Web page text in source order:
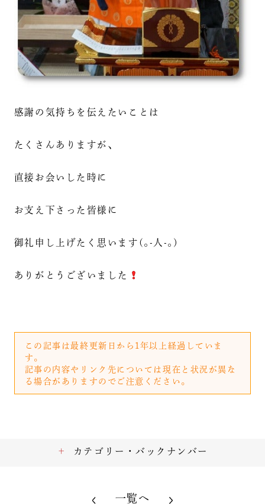
感謝の気持ちを伝えたいことは
たくさんありますが、
直接お会いした時に
お支え下さった皆様に
御礼申し上げたく思います(｡-人-｡)
ありがとうございました
この記事は最終更新日から1年以上経過していま
す。
記事の内容やリンク先については現在と状況が異な
る場合がありますのでご注意ください。
カテゴリー・バックナンバー
一覧へ